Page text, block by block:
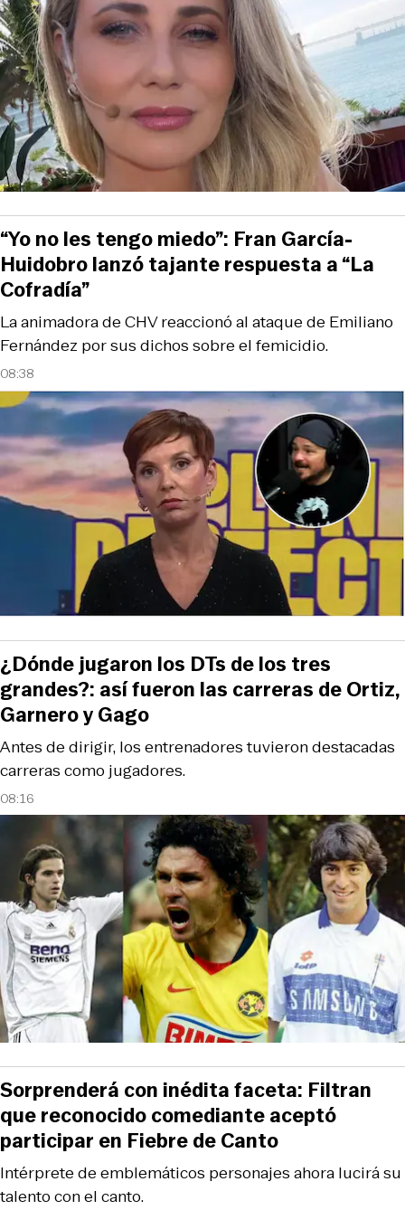
08:38
La animadora de CHV reaccionó al ataque de Emiliano
Fernández por sus dichos sobre el femicidio.
“Yo no les tengo miedo”: Fran García-
Huidobro lanzó tajante respuesta a “La
Cofradía”
08:16
Antes de dirigir, los entrenadores tuvieron destacadas
carreras como jugadores.
¿Dónde jugaron los DTs de los tres
grandes?: así fueron las carreras de Ortiz,
Garnero y Gago
Intérprete de emblemáticos personajes ahora lucirá su
talento con el canto.
Sorprenderá con inédita faceta: Filtran
que reconocido comediante aceptó
participar en Fiebre de Canto